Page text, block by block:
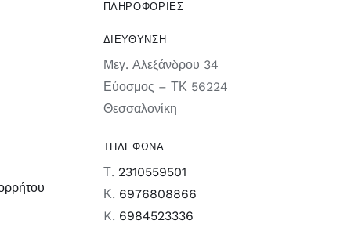
ΠΛΗΡΟΦΟΡΙΕΣ
ΔΙΕΥΘΥΝΣΗ
Μεγ. Αλεξάνδρου 34
Εύοσμος – ΤΚ 56224
Θεσσαλονίκη
ΤΗΛΕΦΩΝΑ
Τ. 2310559501
Κ. 6976808866
K. 6984523336